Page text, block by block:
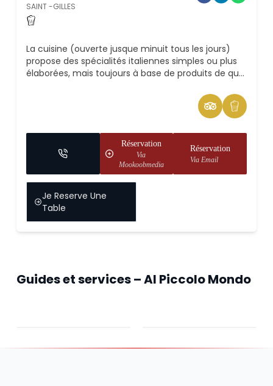
SAINT -GILLES
La cuisine (ouverte jusque minuit tous les jours)
propose des spécialités italiennes simples ou plus
élaborées, mais toujours à base de produits de qu...
Réservation
Via
Mookoobmedia
Réservation
Via Email
Je Reserve Une
Table
Guides et services – Al Piccolo Mondo
Terrasse Climatisation